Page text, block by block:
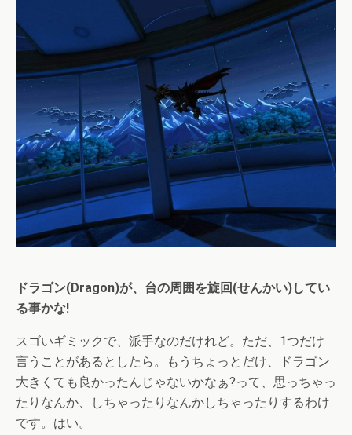
ドラゴン(Dragon)が、台の周囲を旋回(せんかい)してい
る事かな!
スゴいギミックで、派手なのだけれど。ただ、1つだけ
言うことがあるとしたら。もうちょっとだけ、ドラゴン
大きくても良かったんじゃないかなぁ?って、思っちゃっ
たりなんか、しちゃったりなんかしちゃったりするわけ
です。はい。